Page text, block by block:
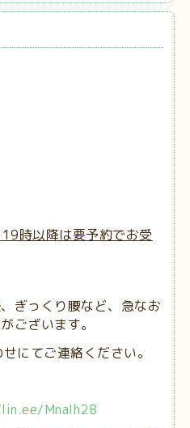
19時以降は要予約でお受
ぎっくり腰など、急なお
ございます。
にてご連絡ください。
MnaIh2B